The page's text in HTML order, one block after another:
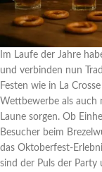
Im Laufe der Jahre
und verbinden nun
Festen wie in La
Wettbewerbe als auch
Laune sorgen. Ob
Besucher beim
das Oktoberfest-
sind der Puls der Party